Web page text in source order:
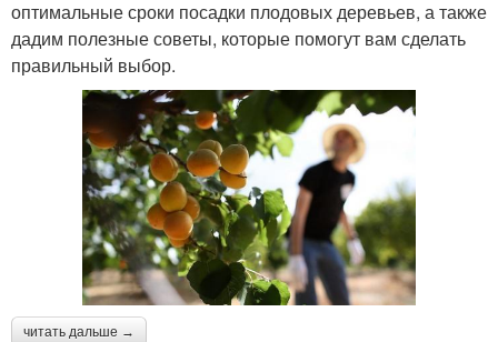
оптимальные сроки посадки плодовых деревьев, а также
дадим полезные советы, которые помогут вам сделать
правильный выбор.
читать дальше →